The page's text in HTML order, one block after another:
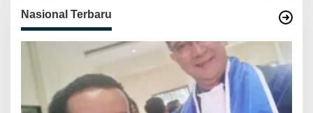
Nasional Terbaru